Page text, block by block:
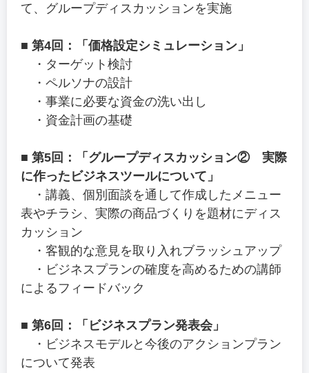
て、グループディスカッションを実施
■ 第4回：「価格設定シミュレーション」
・ターゲット検討
・ペルソナの設計
・事業に必要な資金の洗い出し
・資金計画の基礎
■ 第5回：「グループディスカッション② 実際
に作ったビジネスツールについて」
・講義、個別面談を通して作成したメニュー
表やチラシ、実際の商品づくりを題材にディス
カッション
・客観的な意見を取り入れブラッシュアップ
・ビジネスプランの確度を高めるための講師
によるフィードバック
■ 第6回：「ビジネスプラン発表会」
・ビジネスモデルと今後のアクションプラン
について発表